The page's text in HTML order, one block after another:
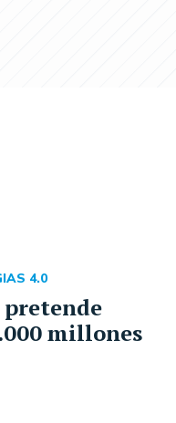
millones
4.0